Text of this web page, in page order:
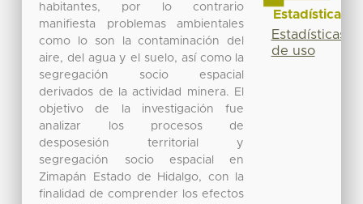
habitantes, por lo contrario
manifiesta problemas ambientales
como lo son la contaminación del
aire, del agua y el suelo, así como la
segregación socio espacial
derivados de la actividad minera. El
objetivo de la investigación fue
analizar los procesos de
desposesión territorial y
segregación socio espacial en
Zimapán Estado de Hidalgo, con la
finalidad de comprender los efectos
Estadísticas
Estadísticas
de uso